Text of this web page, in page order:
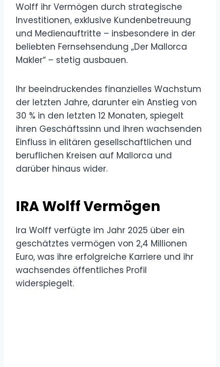
Wolff ihr Vermögen durch strategische
Investitionen, exklusive Kundenbetreuung
und Medienauftritte – insbesondere in der
beliebten Fernsehsendung „Der Mallorca
Makler“ – stetig ausbauen.
Ihr beeindruckendes finanzielles Wachstum
der letzten Jahre, darunter ein Anstieg von
30 % in den letzten 12 Monaten, spiegelt
ihren Geschäftssinn und ihren wachsenden
Einfluss in elitären gesellschaftlichen und
beruflichen Kreisen auf Mallorca und
darüber hinaus wider.
IRA Wolff Vermögen
Ira Wolff verfügte im Jahr 2025 über ein
geschätztes vermögen von 2,4 Millionen
Euro, was ihre erfolgreiche Karriere und ihr
wachsendes öffentliches Profil
widerspiegelt.